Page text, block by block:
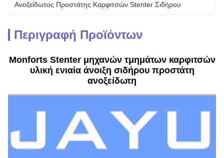
Ανοξείδωτος Προστάτης Καρφιτσών Stenter Σιδήρου
Περιγραφή Προϊόντων
Monforts Stenter μηχανών τμημάτων καρφιτσών
υλική ενιαία άνοιξη σιδήρου προστάτη
ανοξείδωτη